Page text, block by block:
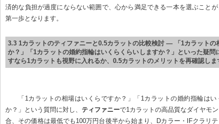
済的な負担が過度にならない範囲で、心から満足できる一本を選ぶこと
第一歩となります。
3.3 1カラットのティファニーと0.5カラットの比較検討 — 「1カラットの
か？」「1カラットの婚約指輪はいくらくらいしますか？」といった疑問
すなら1カラットも視野に入れるか、0.5カラットのメリットを再確認しま
「1カラットの相場はいくらですか？」「1カラットの婚約指輪は
か？」という質問に対し、 ティファニーで1カラットの高品質なダイヤモ
合、その価格は最低でも100万円台後半から始まり、Dカラー・IFクラリ